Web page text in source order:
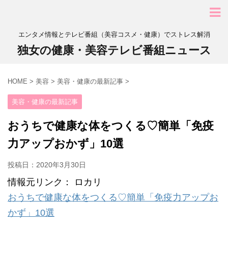
エンタメ情報とテレビ番組（美容コスメ・健康）でストレス解消
独女の健康・美容テレビ番組ニュース
HOME > 美容 > 美容・健康の最新記事 >
美容・健康の最新記事
おうちで健康な体をつくる♡簡単「免疫
力アップおかず」10選
投稿日： 2020年3月30日
情報元リンク： ロカリ
おうちで健康な体をつくる♡簡単「免疫力アップお
かず」10選